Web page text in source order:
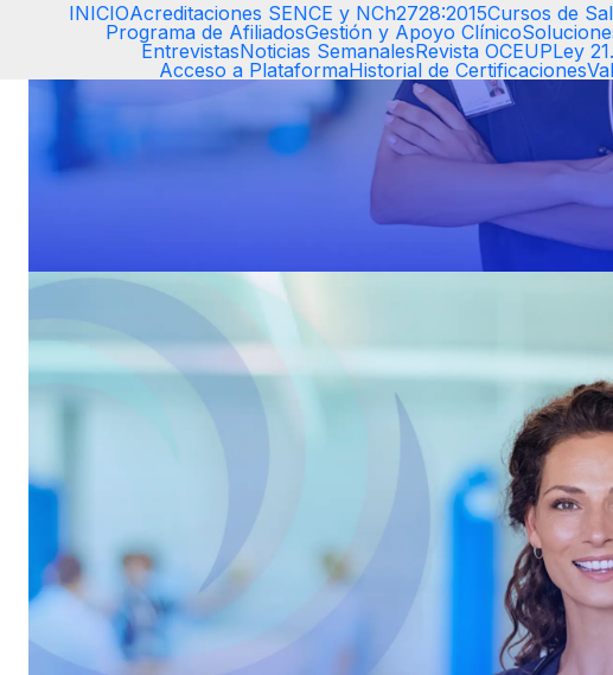
INICIOAcreditaciones SENCE y NCh2728:2015Cursos de
Programa de AfiliadosGestión y Apoyo Clínico
EntrevistasNoticias SemanalesRevista OCEUPLey
Acceso a PlataformaHistorial de Certificaciones